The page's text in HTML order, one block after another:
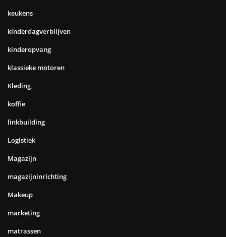
keukens
kinderdagverblijven
kinderopvang
klassieke motoren
Kleding
koffie
linkbuilding
Logistiek
Magazijn
magazijninrichting
Makeup
marketing
matrassen